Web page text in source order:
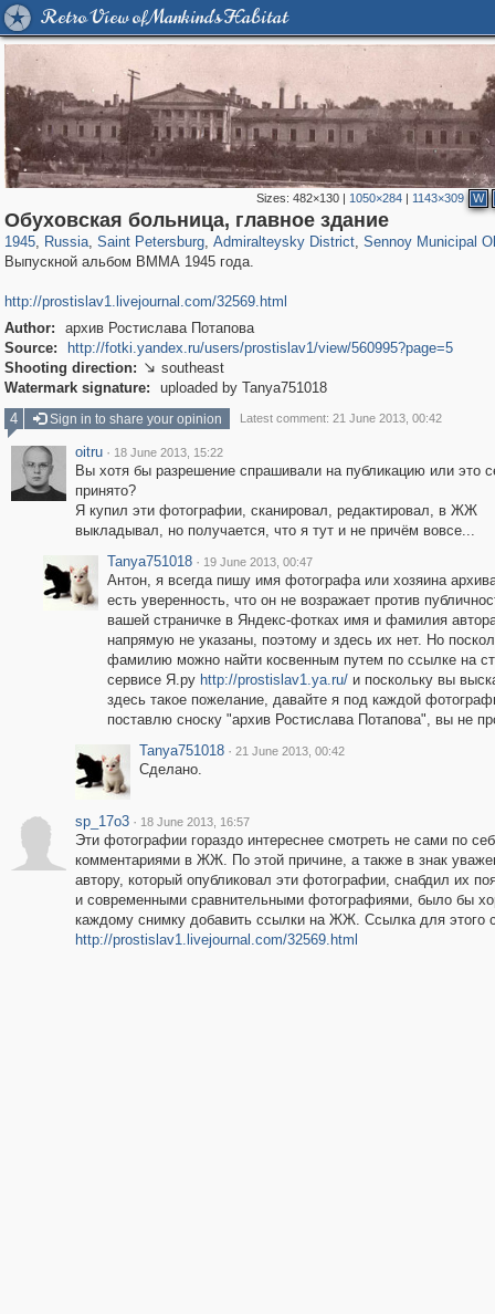
Retro View of Mankind's Habitat
Sizes: 482×130| 1050×284| 1143×309 W
Обуховская больница, главное здание
1945, Russia
1,406,258 29,243
, Saint Petersburg
197,112 5,709
, Admiralteysky District
24,063 1,032
, Sennoy Municipal
2,527
Выпускной альбом ВММА 1945 года.
http://prostislav1.livejournal.com/32569.html
Author:
архив Ростислава Потапова
Source:
http://fotki.yandex.ru/users/prostislav1/view/560995?page=5
Shooting direction:  southeast
Watermark signature:
uploaded by Tanya751018
4
Sign in to share your opinion Latest comment: 21 June 2013, 00:42
oitru · 18 June 2013, 15:22
Вы хотя бы разрешение спрашивали на публикацию или это
принято?
Я купил эти фотографии, сканировал, редактировал, в ЖЖ
выкладывал, но получается, что я тут и не причём вовсе...
Tanya751018 · 19 June 2013, 00:47
Антон, я всегда пишу имя фотографа или хозяина
есть уверенность, что он не возражает против
вашей страничке в Яндекс-фотках имя и фамилия
напрямую не указаны, поэтому и здесь их нет. Но
фамилию можно найти косвенным путем по ссылке на
сервисе Я.ру http://prostislav1.ya.ru/и поскольку вы
здесь такое пожелание, давайте я под каждой
поставлю сноску "архив Ростислава Потапова", вы не
Tanya751018 · 21 June 2013, 00:42
Сделано.
sp_17o3 · 18 June 2013, 16:57
Эти фотографии гораздо интереснее смотреть не сами по
комментариями в ЖЖ. По этой причине, а также в знак
автору, который опубликовал эти фотографии, снабдил их
и современными сравнительными фотографиями, было бы
каждому снимку добавить ссылки на ЖЖ. Ссылка для этого
http://prostislav1.livejournal.com/32569.html